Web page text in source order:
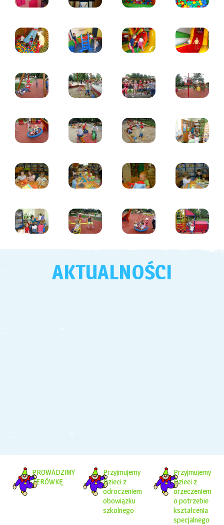
AKTUALNOŚCI
PROWADZIMY
ZERÓWKĘ
Przyjmujemy
Dzieci z
odroczeniem
obowiązku
szkolnego
Przyjmujemy
Dzieci z
orzeczeniem
o potrzebie
kształcenia
specjalnego